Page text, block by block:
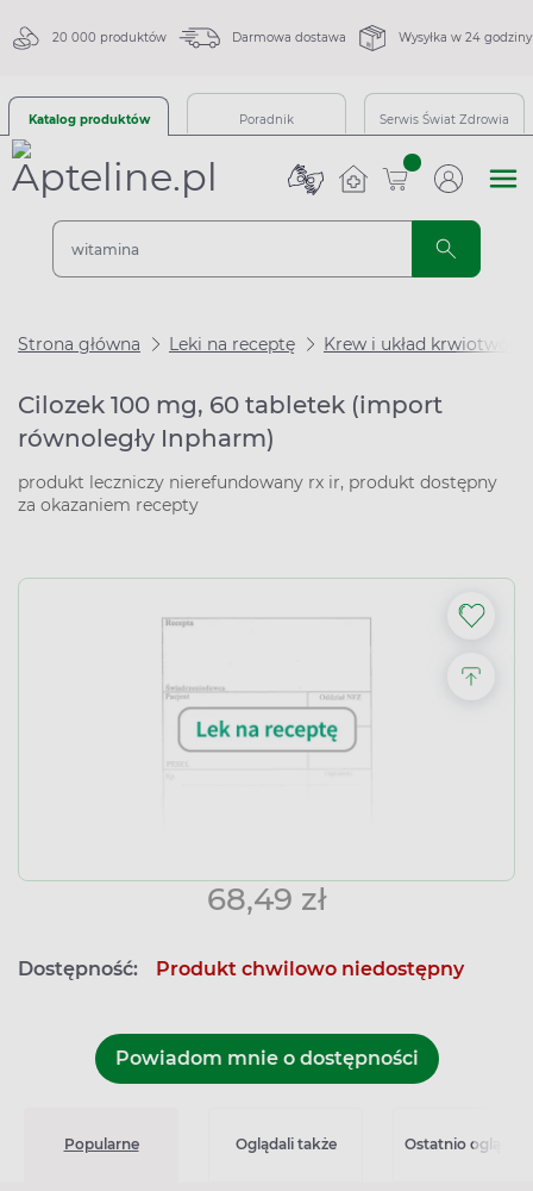
20 000 produktów Darmowa dostawa Wysyłka w 24 godziny
Katalog produktów Poradnik Serwis Świat Zdrowia
sztuk
Strona główna Leki na receptę Krew i układ
Cilozek 100 mg, 60 tabletek (import
równoległy Inpharm)
produkt leczniczy nierefundowany rx ir, produkt dostępny
za okazaniem recepty
68,49 zł
Dostępność: Produkt chwilowo niedostępny
Powiadom mnie o dostępności
Popularne Oglądali także Ostatnio